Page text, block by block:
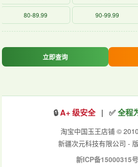
80-89.99 90-99.99
立即查询
🔒A+ 级安全| ✅全程
淘宝中国玉王店铺 ©
新疆次元科技有限公司 -
新ICP备15000315